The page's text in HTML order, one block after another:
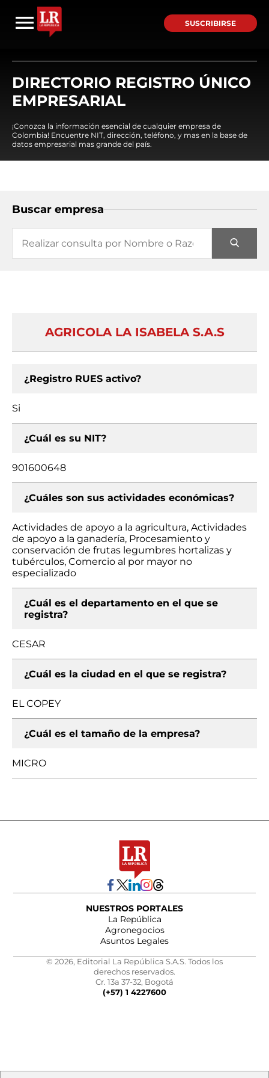
SUSCRIBIRSE
DIRECTORIO REGISTRO ÚNICO
EMPRESARIAL
¡Conozca la información esencial de cualquier empresa de
Colombia! Encuentre NIT, dirección, teléfono, y mas en la base de
datos empresarial mas grande del país.
Buscar empresa
AGRICOLA LA ISABELA S.A.S
¿Registro RUES activo?
Si
¿Cuál es su NIT?
901600648
¿Cuáles son sus actividades económicas?
Actividades de apoyo a la agricultura, Actividades
de apoyo a la ganadería, Procesamiento y
conservación de frutas legumbres hortalizas y
tubérculos, Comercio al por mayor no
especializado
¿Cuál es el departamento en el que se
registra?
CESAR
¿Cuál es la ciudad en el que se registra?
EL COPEY
¿Cuál es el tamaño de la empresa?
MICRO
NUESTROS PORTALES
La República
Agronegocios
Asuntos Legales
© 2026, Editorial La República S.A.S. Todos los
derechos reservados.
Cr. 13a 37-32, Bogotá
(+57) 1 4227600